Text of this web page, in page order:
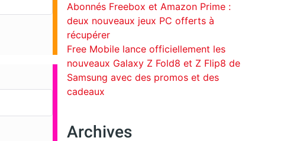
Abonnés Freebox et Amazon Prime :
deux nouveaux jeux PC offerts à
récupérer
Free Mobile lance officiellement les
nouveaux Galaxy Z Fold8 et Z Flip8 de
Samsung avec des promos et des
cadeaux
Archives